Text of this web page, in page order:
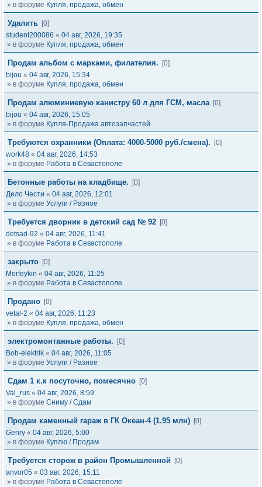
» в форуме Купля, продажа, обмен
Удалить [0]
student200086 « 04 авг, 2026, 19:35
» в форуме Купля, продажа, обмен
Продам альбом с марками, филателия.
[0]
bijou « 04 авг, 2026, 15:34
» в форуме Купля, продажа, обмен
Продам алюминиевую канистру 60 л для ГСМ, масла [0]
bijou « 04 авг, 2026, 15:05
» в форуме Купля-Продажа автозапчастей
Требуются охранники (Оплата: 4000-5000 руб./смена).
[0]
work48 « 04 авг, 2026, 14:53
» в форуме Работа в Севастополе
Бетонные работы на кладбище.
[0]
Дело Чести « 04 авг, 2026, 12:01
» в форуме Услуги / Разное
Требуется дворник в детский сад № 92 [0]
detsad-92 « 04 авг, 2026, 11:41
» в форуме Работа в Севастополе
закрыто [0]
Morfeykin « 04 авг, 2026, 11:25
» в форуме Работа в Севастополе
Продано [0]
vetal-2 « 04 авг, 2026, 11:23
» в форуме Купля, продажа, обмен
электромонтажные работы.
[0]
Bob-elektrik « 04 авг, 2026, 11:05
» в форуме Услуги / Разное
Сдам 1 к.к посуточно, помесячно [0]
Val_rus « 04 авг, 2026, 8:59
» в форуме Сниму / Сдам
Продам каменный гараж в ГК Океан-4 (1.95 млн) [0]
Genry « 04 авг, 2026, 5:00
» в форуме Куплю / Продам
Требуется сторож в район Промышленной
[0]
anvor05 « 03 авг, 2026, 15:11
» в форуме Работа в Севастополе